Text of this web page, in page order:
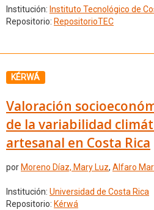
Institución: Instituto Tecnológico de
Repositorio: RepositorioTEC
KÉRWÁ
Valoración
de la variabilidad
artesanal en Costa Rica
por Moreno Díaz, Mary Luz, Alfaro
Institución: Universidad de Costa Rica
Repositorio: Kérwá